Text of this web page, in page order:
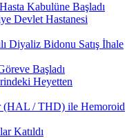
Kabulüne Başladı
Devlet Hastanesi
Diyaliz Bidonu Satış İhale
Başladı
Heyetten
(HAL / THD) ile Hemoroid
Katıldı